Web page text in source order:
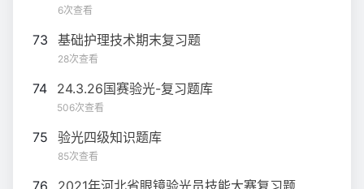
6次查看
73 基础护理技术期末复习题
28次查看
74 24.3.26国赛验光-复习题库
506次查看
75 验光四级知识题库
85次查看
76 2021年河北省眼镜验光员技能大赛复习题